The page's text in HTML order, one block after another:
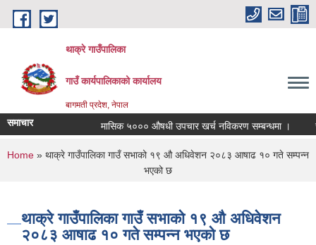
Skip to main content
थाक्रे गाउँपालिका
गाउँ कार्यपालिकाको कार्यालय
बागमती प्रदेश, नेपाल
समाचार मासिक ५००० औषधी उपचार खर्च नविकरण सम्बन्धमा ।
You are here
Home » थाक्रे गाउँपालिका गाउँ सभाको १९ औ अधिवेशन २०८३ आषाढ १० गते सम्पन्न
भएको छ
थाक्रे गाउँपालिका गाउँ सभाको १९ औ अधिवेशन
२०८३ आषाढ १० गते सम्पन्न भएको छ